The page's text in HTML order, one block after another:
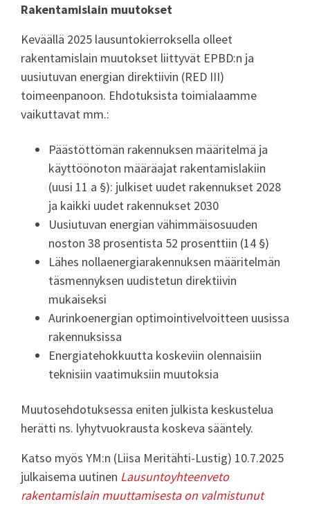
Rakentamislain muutokset
Keväällä 2025 lausuntokierroksella olleet
rakentamislain muutokset liittyvät EPBD:n ja
uusiutuvan energian direktiivin (RED III)
toimeenpanoon. Ehdotuksista toimialaamme
vaikuttavat mm.:
Päästöttömän rakennuksen määritelmä ja
käyttöönoton määräajat rakentamislakiin
(uusi 11 a §): julkiset uudet rakennukset 2028
ja kaikki uudet rakennukset 2030
Uusiutuvan energian vähimmäisosuuden
noston 38 prosentista 52 prosenttiin (14 §)
Lähes nollaenergiarakennuksen määritelmän
täsmennyksen uudistetun direktiivin
mukaiseksi
Aurinkoenergian optimointivelvoitteen uusissa
rakennuksissa
Energiatehokkuutta koskeviin olennaisiin
teknisiin vaatimuksiin muutoksia
Muutosehdotuksessa eniten julkista keskustelua
herätti ns. lyhytvuokrausta koskeva sääntely.
Katso myös YM:n (Liisa Meritähti-Lustig) 10.7.2025
julkaisema uutinen Lausuntoyhteenveto
rakentamislain muuttamisesta on valmistunut